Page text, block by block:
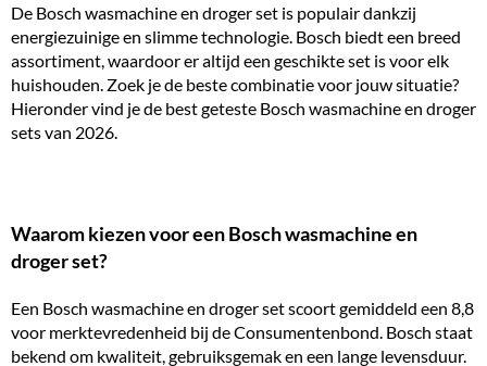
De Bosch wasmachine en droger set is populair dankzij
energiezuinige en slimme technologie. Bosch biedt een breed
assortiment, waardoor er altijd een geschikte set is voor elk
huishouden. Zoek je de beste combinatie voor jouw situatie?
Hieronder vind je de best geteste Bosch wasmachine en droger
sets van 2026.
Waarom kiezen voor een Bosch wasmachine en
droger set?
Een Bosch wasmachine en droger set scoort gemiddeld een 8,8
voor merktevredenheid bij de Consumentenbond. Bosch staat
bekend om kwaliteit, gebruiksgemak en een lange levensduur.